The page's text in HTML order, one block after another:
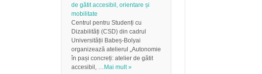
de gătit accesibil, orientare și
mobilitate
Centrul pentru Studenți cu
Dizabilități (CSD) din cadrul
Universității Babeș-Bolyai
organizează atelierul „Autonomie
în pași concreți: atelier de gătit
accesibil, … Mai mult »